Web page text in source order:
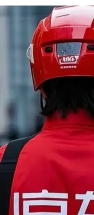
章
自主選擇合作夥伴
現代
億
章
自主選擇合作夥伴